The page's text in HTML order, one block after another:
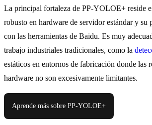
La principal fortaleza de PP-YOLOE+ reside
robusto en hardware de servidor estándar y su
con las herramientas de Baidu. Es muy
trabajo industriales tradicionales, como la
estáticos en entornos de fabricación donde las
hardware no son excesivamente limitantes.
Aprende más sobre PP-YOLOE+